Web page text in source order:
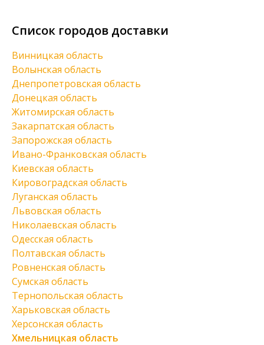
Список городов доставки
Винницкая область
Волынская область
Днепропетровская область
Донецкая область
Житомирская область
Закарпатская область
Запорожская область
Ивано-Франковская область
Киевская область
Кировоградская область
Луганская область
Львовская область
Николаевская область
Одесская область
Полтавская область
Ровненская область
Сумская область
Тернопольская область
Харьковская область
Херсонская область
Хмельницкая область